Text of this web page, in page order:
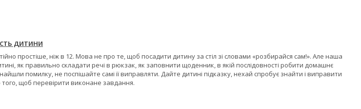
ДИТИНИ
простіше, ніж в 12. Мова не про те, щоб посадити дитину за стіл зі словами «розбирайся сам!». Але наша
як правильно складати речі в рюкзак, як заповнити щоденник, в якій послідовності робити домашнє
помилку, не поспішайте самі її виправляти. Дайте дитині підказку, нехай спробує знайти і виправити
щоб перевірити виконане завдання.